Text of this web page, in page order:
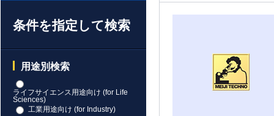
条件を指定して検索
用途別検索
ライフサイエンス用途向け (for Life
Sciences)
工業用途向け (for Industry)